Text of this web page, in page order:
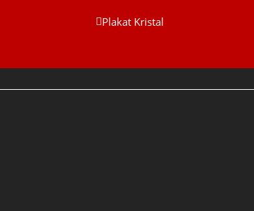
Plakat Kristal